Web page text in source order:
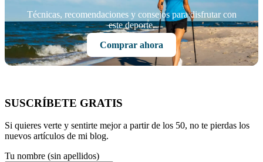
Técnicas, recomendaciones y consejos para disfrutar con
este deporte.
Comprar ahora
SUSCRÍBETE GRATIS
Si quieres verte y sentirte mejor a partir de los 50, no te pierdas los
nuevos artículos de mi blog.
Tu nombre (sin apellidos)